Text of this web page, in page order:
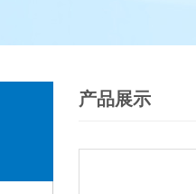
产品展示